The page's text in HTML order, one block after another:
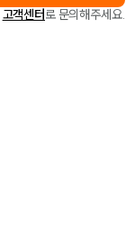
고객센터로 문의해주세요.